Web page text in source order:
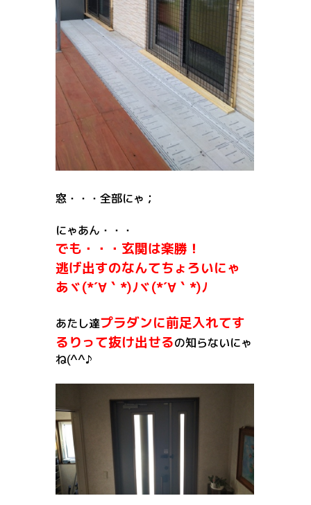
窓・・・全部にゃ；
にゃあん・・・
でも・・・玄関は楽勝！
逃げ出すのなんてちょろいにゃ
あヾ(*´∀｀*)ﾉヾ(*´∀｀*)ﾉ
あたし達プラダンに前足入れてす
るりって抜け出せるの知らないにゃ
ね(^^♪